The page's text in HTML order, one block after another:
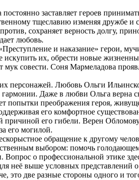
заставляет героев
тщеславию изменяя дружбе и
сохраняет верность долгу,
любовь.
и наказание» герои,
их, обрести новые
совести. Соня Мармеладова
персонажей. Любовь Ольги
Даже в любви Ольга верна
попытки преображения героя,
его комфортное
его гибели. Верен Обломову
его могилой.
обращение к другому
выбором: помочь
о профессиональной этике
неё выше условных представлений
две разные стороны одного и